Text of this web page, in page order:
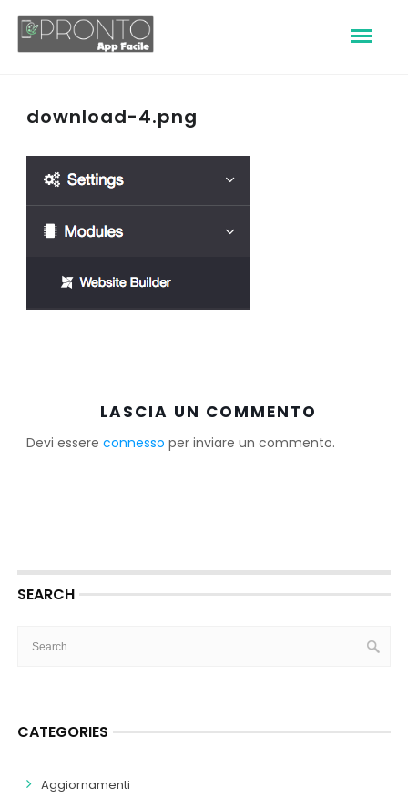
download-4.png
LASCIA UN COMMENTO
Devi essere connesso per inviare un commento.
SEARCH
CATEGORIES
Aggiornamenti